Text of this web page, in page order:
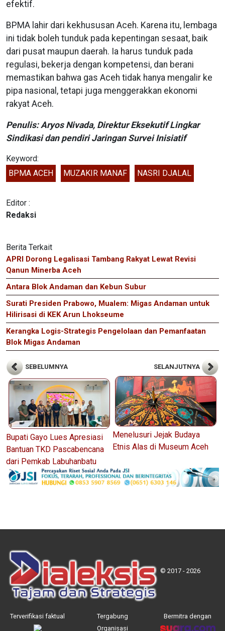
efektif.
BPMA lahir dari kekhususan Aceh. Karena itu, lembaga
ini tidak boleh tunduk pada kepentingan sesaat, baik
dari pusat maupun daerah. Ia harus tunduk pada
regulasi, bekerja dengan kompetensi, dan berani
memastikan bahwa gas Aceh tidak hanya mengalir ke
pipa nasional, tetapi juga menggerakkan ekonomi
rakyat Aceh.
Penulis: Aryos Nivada, Direktur Eksekutif Lingkar
Sindikasi dan pendiri Jaringan Survei Inisiatif
Keyword:
BPMA ACEH
MUZAKIR MANAF NASRI DJALAL
Editor :
Redaksi
Berita Terkait
APRI Dorong Legalisasi Tambang Rakyat Lewat Revisi
Qanun Minerba Aceh
Antara Blok Andaman dan Kebun Subur
Surati Presiden Prabowo, Mualem: Migas Andaman untuk
Hilirisasi di KEK Arun Lhokseume
Kerangka Logis-Strategis Pengelolaan dan Pemanfaatan
Blok Migas Andaman
SEBELUMNYA
Bupati Gayo Lues Apresiasi
Bantuan TKD Pascabencana
dari Pemkab Labuhanbatu
SELANJUTNYA
Menelusuri Jejak Budaya
Etnis Alas di Museum Aceh
© 2017 - 2026
Terverifikasi faktual
Tergabung
Organisasi
Bermitra dengan